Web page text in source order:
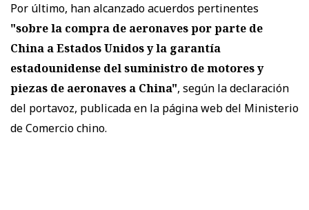
Por último, han alcanzado acuerdos pertinentes
"sobre la compra de aeronaves por parte de
China a Estados Unidos y la garantía
estadounidense del suministro de motores y
piezas de aeronaves a China", según la declaración
del portavoz, publicada en la página web del Ministerio
de Comercio chino.